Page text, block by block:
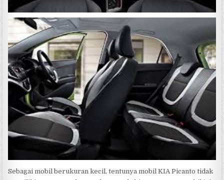
Sebagai mobil berukuran kecil, tentunya mobil KIA Picanto tidak